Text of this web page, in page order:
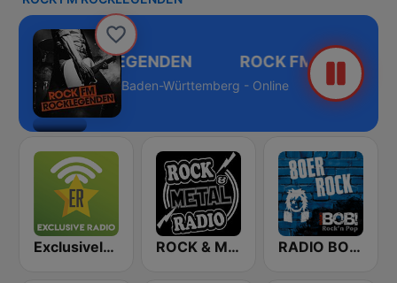
FM ROCKLEGENDEN
Baden-Württemberg - Online
Exclusively Metallica ROCK & METAL RADIO BOB! 80er Rock